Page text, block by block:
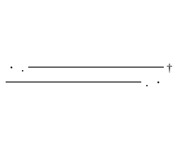
・．━━━━━━━━━━━━ †
━━━━━━━━━━━━．・